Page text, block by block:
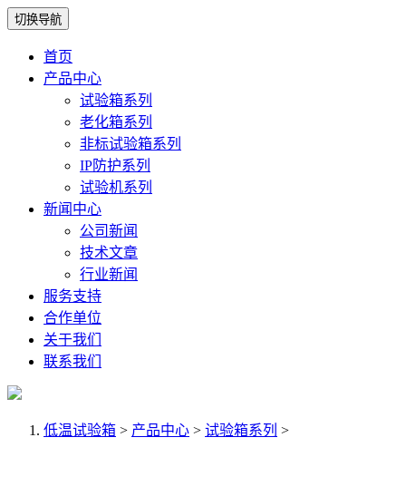
切换导航
首页
产品中心
试验箱系列
老化箱系列
非标试验箱系列
IP防护系列
试验机系列
新闻中心
公司新闻
技术文章
行业新闻
服务支持
合作单位
关于我们
联系我们
低温试验箱 > 产品中心 > 试验箱系列 >